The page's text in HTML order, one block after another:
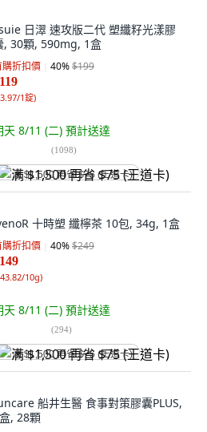
日濢 速攻版二代 塑纖籽光漾膠
, 30顆, 590mg, 1盒
購折扣價 40%$199
1錠)
天 8/11 (二) 預計送達
(1098)
满 $1,500 再省 $75 (王道卡)
十時塑 纖檸茶 10包, 34g, 1盒
購折扣價 40%$249
10g)
天 8/11 (二) 預計送達
(294)
满 $1,500 再省 $75 (王道卡)
船井生醫 食事對策膠囊PLUS,
, 28顆